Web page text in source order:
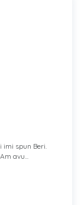
imi spun Beri.
avu...